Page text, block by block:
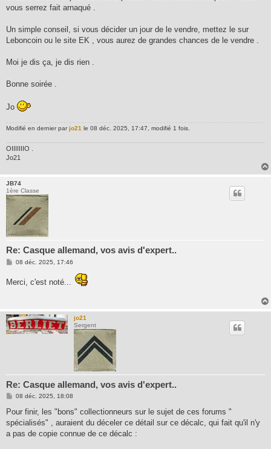
vous serrez fait arnaqué .
Un simple conseil, si vous décider un jour de le vendre, mettez le sur
Leboncoin ou le site EK , vous aurez de grandes chances de le vendre .
Moi je dis ça, je dis rien .
Bonne soirée .
Jo
Modifié en dernier parjo21 le 08 déc. 2025, 17:47, modifié 1 fois.
OIIIIIIIO .
Jo21
JB74
1ère Classe
Re: Casque allemand, vos avis d'expert..
M
s
08 déc. 2025, 17:46
Merci, c'est noté...
jo21
Sergent
Re: Casque allemand, vos avis d'expert..
M
s
a
g
e
08 déc. 2025, 18:08
Pour finir, les "bons" collectionneurs sur le sujet de ces forums "
spécialisés" , auraient du déceler ce détail sur ce décalc, qui fait qu'il n'y
a pas de copie connue de ce décalc :